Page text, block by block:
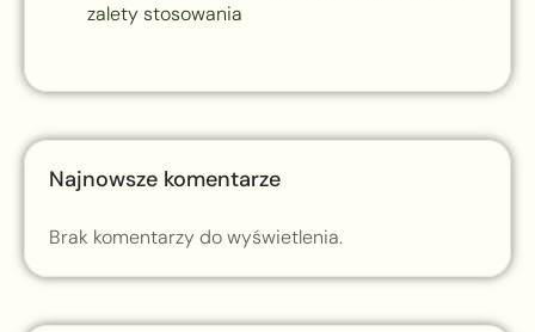
zalety stosowania
Najnowsze komentarze
Brak komentarzy do wyświetlenia.